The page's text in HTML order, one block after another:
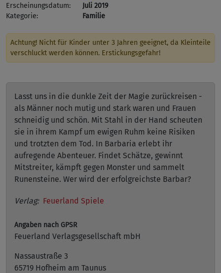
Erscheinungsdatum:
Juli 2019
Kategorie:
Familie
Achtung! Nicht für Kinder unter 3 Jahren geeignet, da Kleinteile
verschluckt werden können. Erstickungsgefahr!
Lasst uns in die dunkle Zeit der Magie zurückreisen -
als Männer noch mutig und stark waren und Frauen
schneidig und schön. Mit Stahl in der Hand scheuten
sie in ihrem Kampf um ewigen Ruhm keine Risiken
und trotzten dem Tod. In Barbaria erlebt ihr
aufregende Abenteuer. Findet Schätze, gewinnt
Mitstreiter, kämpft gegen Monster und sammelt
Runensteine. Wer wird der erfolgreichste Barbar?
Verlag: Feuerland Spiele
Angaben nach GPSR
Feuerland Verlagsgesellschaft mbH
Nassaustraße 3
65719 Hofheim am Taunus